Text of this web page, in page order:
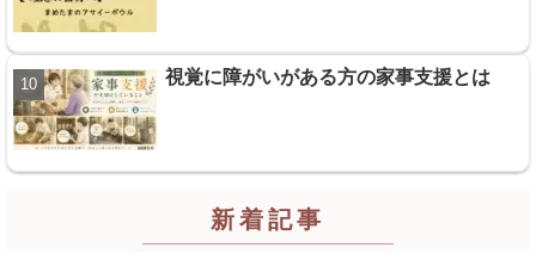
視覚に障がいがある方の家事支援とは
新着記事